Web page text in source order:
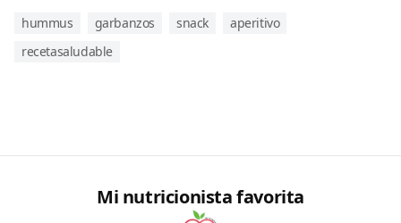
hummus garbanzos snack
aperitivo
recetasaludable
Mi nutricionista favorita